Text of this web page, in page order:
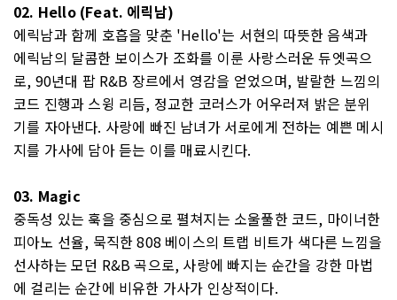
02. Hello (Feat. 에릭남)
에릭남과 함께 호흡을 맞춘 'Hello'는 서현의 따뜻한 음색과
에릭남의 달콤한 보이스가 조화를 이룬 사랑스러운 듀엣곡으
로, 90년대 팝 R&B 장르에서 영감을 얻었으며, 발랄한 느낌의
코드 진행과 스윙 리듬, 정교한 코러스가 어우러져 밝은 분위
기를 자아낸다. 사랑에 빠진 남녀가 서로에게 전하는 예쁜 메시
지를 가사에 담아 듣는 이를 매료시킨다.
03. Magic
중독성 있는 훅을 중심으로 펼쳐지는 소울풀한 코드, 마이너한
피아노 선율, 묵직한 808 베이스의 트랩 비트가 색다른 느낌을
선사하는 모던 R&B 곡으로, 사랑에 빠지는 순간을 강한 마법
에 걸리는 순간에 비유한 가사가 인상적이다.